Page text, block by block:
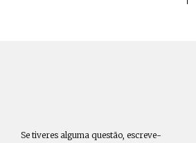
Se tiveres alguma questão, escreve-